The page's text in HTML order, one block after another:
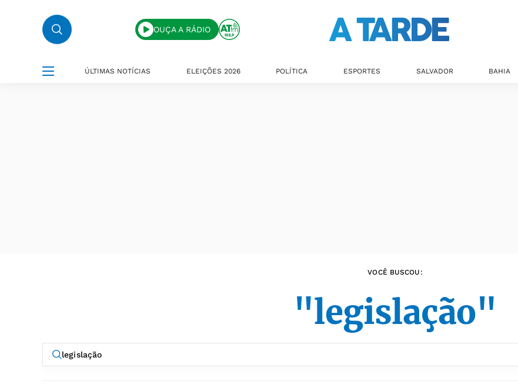
OUÇA A RÁDIO
ÚLTIMAS NOTÍCIAS ELEIÇÕES 2026 POLÍTICA ESPORTES SALVADOR BAHIA
VOCÊ BUSCOU:
"legislação"